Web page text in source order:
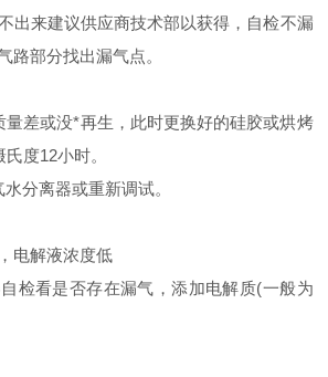
出来建议供应商技术部以获得，自检不漏
路部分找出漏气点。
差或没*再生，此时更换好的硅胶或烘烤
度12小时。
离器或重新调试。
解液浓度低
看是否存在漏气，添加电解质(一般为